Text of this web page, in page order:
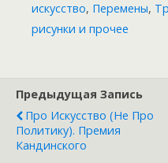
искусство, Перемены,
рисунки и прочее
Предыдущая Запись
Про Искусство (не Про
Политику). Премия
Кандинского